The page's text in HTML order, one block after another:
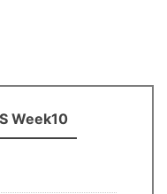
Week10